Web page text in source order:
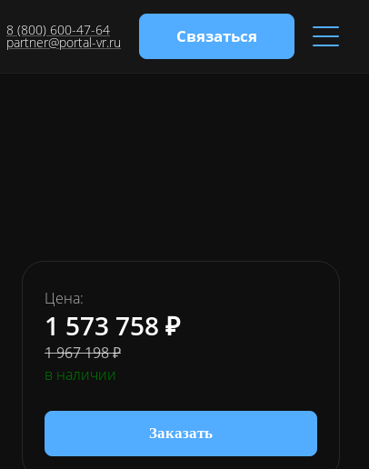
8 (800) 600-47-64
partner@portal-vr.ru Связаться
Цена:
1 573 758 ₽
1 967 198 ₽
в наличии
Заказать